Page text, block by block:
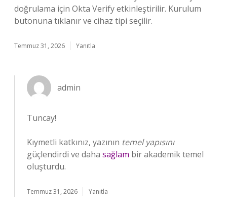
doğrulama için Okta Verify etkinleştirilir. Kurulum
butonuna tıklanır ve cihaz tipi seçilir.
Temmuz 31, 2026 Yanıtla
admin
Tuncay!
Kıymetli katkınız, yazının temel yapısını
güçlendirdi ve daha sağlam bir akademik temel
oluşturdu.
Temmuz 31, 2026 Yanıtla